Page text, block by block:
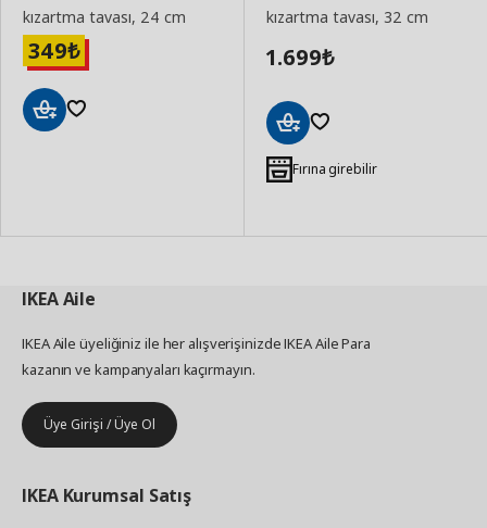
kızartma tavası, 24 cm
349₺
kızartma tavası, 32 cm
1.699₺
Ekle Fırına girebilir
IKEAAile
IKEA Aile üyeliğiniz ile her alışverişinizde IKEA Aile Para
kazanın ve kampanyaları kaçırmayın.
Üye Girişi / Üye Ol
IKEA Kurumsal Satış